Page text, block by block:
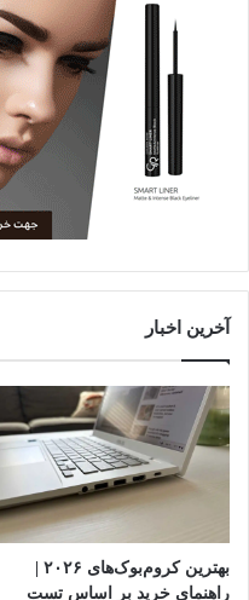
آخرین اخبار
راهنمای خرید بر اساس تست